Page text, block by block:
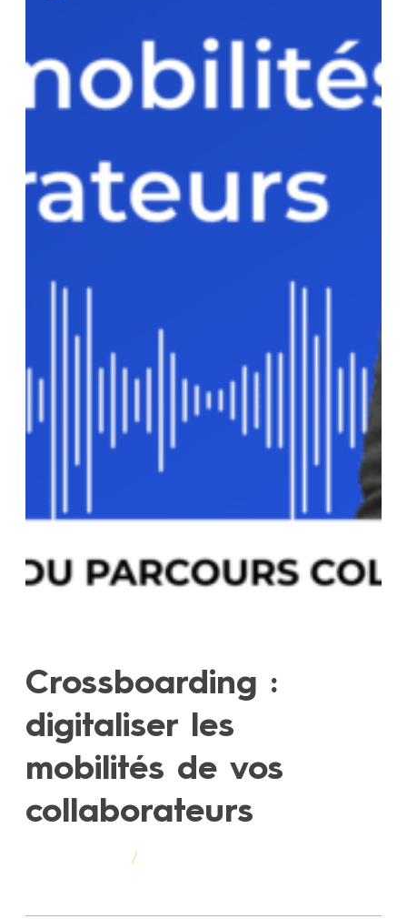
Crossboarding :
digitaliser les
mobilités de vos
collaborateurs
/